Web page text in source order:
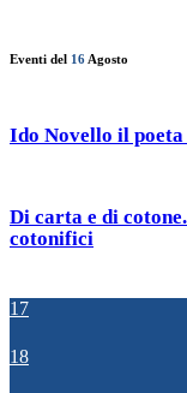
Eventi del 16 Agosto
Ido Novello il poeta
Di carta e di
cotonifici
17
18